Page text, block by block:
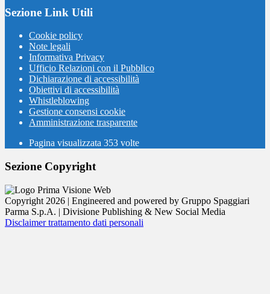
Sezione Link Utili
Cookie policy
Note legali
Informativa Privacy
Ufficio Relazioni con il Pubblico
Dichiarazione di accessibilità
Obiettivi di accessibilità
Whistleblowing
Gestione consensi cookie
Amministrazione trasparente
Pagina visualizzata 353 volte
Sezione Copyright
Copyright 2026 | Engineered and powered by Gruppo Spaggiari
Parma S.p.A. | Divisione Publishing & New Social Media
Disclaimer trattamento dati personali